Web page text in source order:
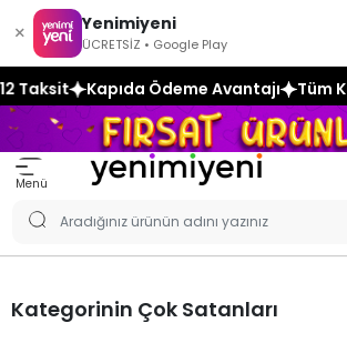
× Yenimiyeni
ÜCRETSİZ • Google Play
Taksit Kapıda Ödeme Avantajı Tüm
Menü
Kategorinin Çok Satanları